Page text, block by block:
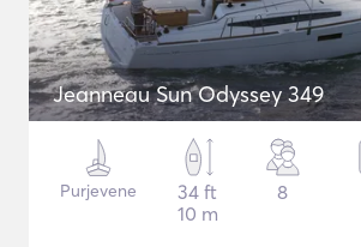
Jeanneau Sun Odyssey 349
Purjevene
34 ft
10 m
8